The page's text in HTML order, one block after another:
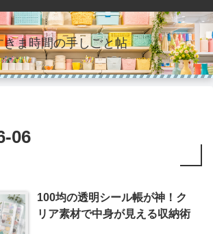
きま時間の手しごと帖
06
100均の透明シール帳が神！ク
リア素材で中身が見える収納術